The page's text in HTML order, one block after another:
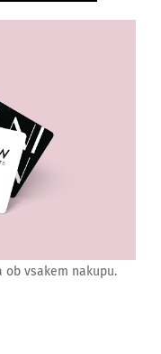
ob vsakem nakupu.